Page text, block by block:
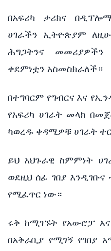
በአፍሪካ ታሪክና
ሀገራችን ኢትዮጵያም
ሕግጋትንና
ቀደምነቷን አስመስክራለች።
በተግባርም የግብርና እና
የአፍሪካ ሀገራት መላክ
ካወረዱ ቀዳሚዎቹ ሀገራት
ይህ አህጉራዊ ስምምነት
ወደዚህ ሰፊ ገበያ
የሚፈጥር ነው።
ሩቅ ከሚገኙት የአውሮፓ እና
በአቅራቢያ የሚገኝ የገበያ